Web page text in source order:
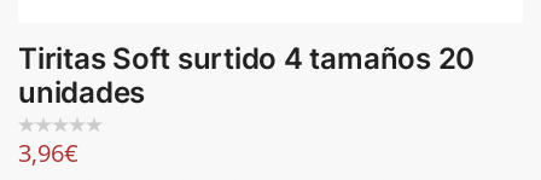
Tiritas Soft surtido 4 tamaños 20
unidades
3,96€